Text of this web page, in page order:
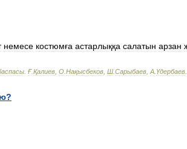
немесе костюмға астарлыққа салатын арзан
Ғ.Қалиев О Нақысбеков Ш Сарыбаев А Үдербаев